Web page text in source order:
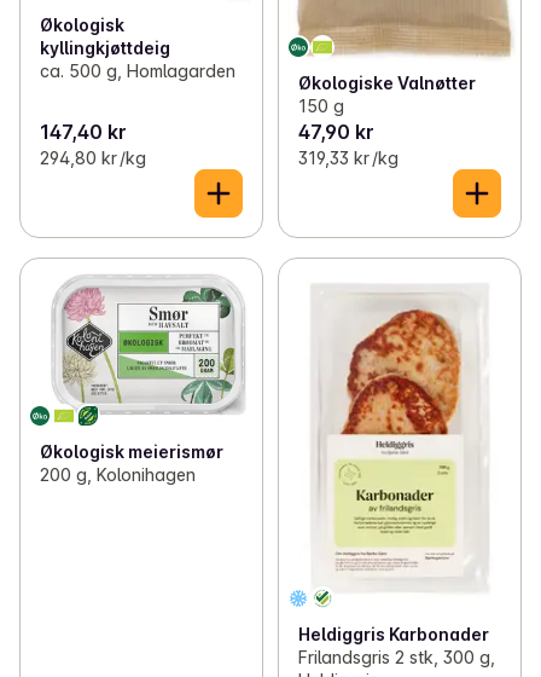
Økologisk
kyllingkjøttdeig
ca. 500 g, Homlagarden
147,40 kr
294,80 kr /kg
Økologiske Valnøtter
150 g
47,90 kr
319,33 kr /kg
Økologisk meierismør
200 g, Kolonihagen
Heldiggris Karbonader
Frilandsgris 2 stk, 300 g,